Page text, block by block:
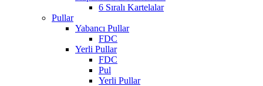
6 Sıralı Kartelalar
Pullar
Yabancı Pullar
FDC
Yerli Pullar
FDC
Pul
Yerli Pullar